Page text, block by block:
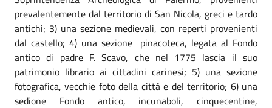
prevalentemente dal territorio di San Nicola, greci e tardo
antichi; 3) una sezione medievali, con reperti provenienti
dal castello; 4) una sezione pinacoteca, legata al Fondo
antico di padre F. Scavo, che nel 1775 lascia il suo
patrimonio librario ai cittadini carinesi; 5) una sezione
fotografica, vecchie foto della città e del territorio; 6) una
sedione Fondo antico, incunaboli, cinquecentine,